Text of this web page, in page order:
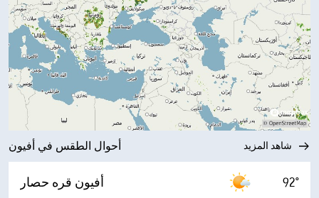
أحوال الطقس في أفيون شاهد المزيد
أفيون قره حصار 92°